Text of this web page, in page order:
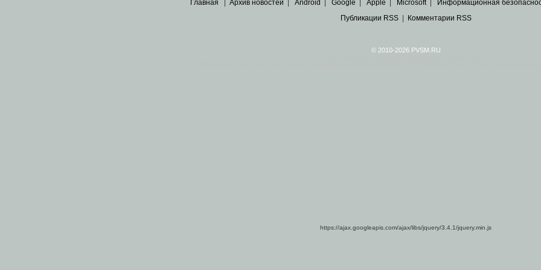
Главная Архив новостей Android Google Apple Microsoft| Информационная
Публикации RSS| Комментарии RSS
© 2010-2026 PVSM.RU
https://ajax.googleapis.com/ajax/libs/jquery/3.4.1/jquery.min.js